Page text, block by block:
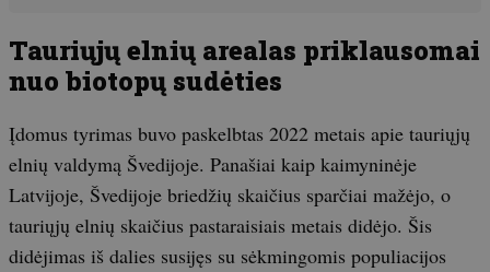
Tauriųjų elnių arealas priklausomai
nuo biotopų sudėties
Įdomus tyrimas buvo paskelbtas 2022 metais apie tauriųjų
elnių valdymą Švedijoje. Panašiai kaip kaimyninėje
Latvijoje, Švedijoje briedžių skaičius sparčiai mažėjo, o
tauriųjų elnių skaičius pastaraisiais metais didėjo. Šis
didėjimas iš dalies susijęs su sėkmingomis populiacijos